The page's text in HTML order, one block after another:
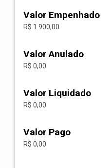
Valor Empenhado
R$ 1.900,00
Valor Anulado
R$ 0,00
Valor Liquidado
R$ 0,00
Valor Pago
R$ 0,00